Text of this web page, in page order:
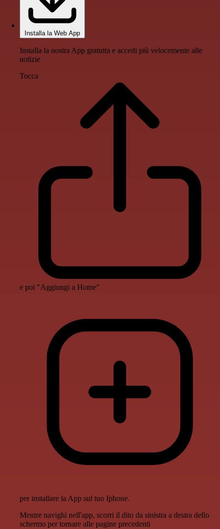
Installa la Web App
Installa la nostra App gratuita e accedi più velocemente alle
notizie
Tocca
e poi "Aggiungi a Home"
per installare la App sul tuo Iphone.
Mentre navighi nell'app, scorri il dito da sinistra a destra dello
schermo per tornare alle pagine precedenti